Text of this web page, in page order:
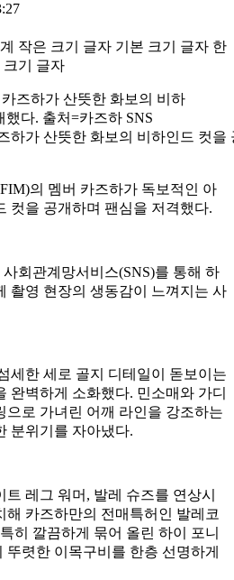
작은 크기 글자 기본 크기 글자 한
크기 글자
하가 산뜻한 화보의 비하인드 컷을
의 멤버 카즈하가 독보적인 아
컷을 공개하며 팬심을 저격했다.
회관계망서비스(SNS)를 통해 하
촬영 현장의 생동감이 느껴지는 사
세한 세로 골지 디테일이 돋보이는
완벽하게 소화했다. 민소매와 가디
으로 가녀린 어깨 라인을 강조하는
분위기를 자아냈다.
레그 워머, 발레 슈즈를 연상시
해 카즈하만의 전매특허인 발레코
히 깔끔하게 묶어 올린 하이 포니
렷한 이목구비를 한층 선명하게